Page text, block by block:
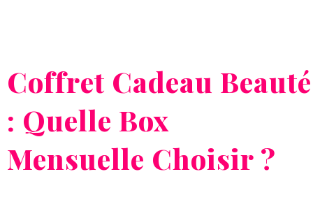
Coffret Cadeau Beauté
: Quelle Box
Mensuelle Choisir ?